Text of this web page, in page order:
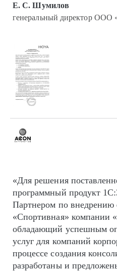
Е. С. Шумилов
генеральный директор ООО
«Для решения
программный продукт
Партнером по
«Спортивная» компании
обладающий успешным
услуг для компаний
процессе создания
разработаны и